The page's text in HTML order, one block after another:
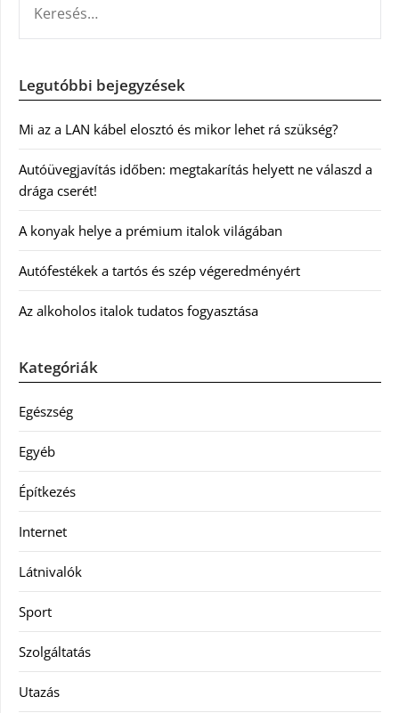
Legutóbbi bejegyzések
Mi az a LAN kábel elosztó és mikor lehet rá szükség?
Autóüvegjavítás időben: megtakarítás helyett ne válaszd a
drága cserét!
A konyak helye a prémium italok világában
Autófestékek a tartós és szép végeredményért
Az alkoholos italok tudatos fogyasztása
Kategóriák
Egészség
Egyéb
Építkezés
Internet
Látnivalók
Sport
Szolgáltatás
Utazás